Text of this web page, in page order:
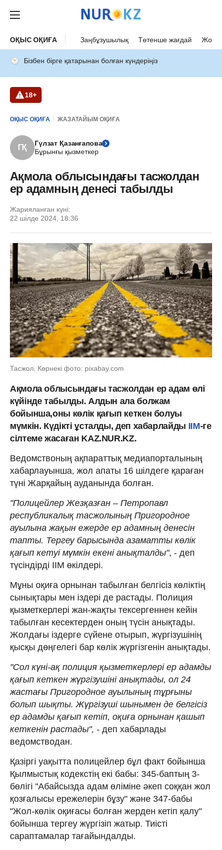
ОҚЫС ОҚИҒА Заңбұзушылық Төтенше жағдай Жол
Бізбен бірге қатарынан болған күндеріңіз
18+
ОҚЫС ОҚИҒА ЖАЗАТАЙЫМ ОҚИҒА
ГҚ
Гүлзат Қазанғапова
Бұрынғы қызметкер
Ақмола облысындағы тасжолдан
ер адамның денесі табылды
Жарияланған күні:
22 шілде 2024, 18:36
Тасжол. Көрнекі фото: pixabay.com
Ақмола облысындағы тасжолдан ер адам өлі
күйінде табылды. Алдын ала болжам
бойынша,оны көлік қағып кеткен болуы
мүмкін. Күдікті ұсталды, деп хабарлайды ІІМ-ге
сілтеме жасаған KAZ.NUR.KZ.
Ведомствоның ақпараттық медиапорталының
хабарлауынша, жол апаты 16 шілдеге қараған
түні Жарқайың ауданында болған.
"Полицейлер Жезқазған – Петропавл
республикалық тасжолының Пригородное
ауылына жақын ежерде ер адамның денесін
тапты. Тергеу барысында азаматты көлік
қағып кетуі мүмкін екені анықталды", - деп
түсіндірді ІІМ өкілдері.
Мұны оқиға орнынан табылған белгісіз көліктің
сынықтары мен іздері де растады. Полиция
қызметкерлері жан-жақты тексергеннен кейін
табылған кесектерден оның түсін анықтады.
Жолдағы іздерге сүйене отырып, жүргізушінің
қысқы дөңгелегі бар көлік жүргізгенін анықтады.
"Сол күні-ақ полиция қызметкерлері ер адамды
қағып кеткен жүргізушіні анықтады, ол 24
жастағы Пригородное ауылының тұрғыны
болып шықты. Жүргізуші шынымен де белгісіз
ер адамды қағып кетіп, оқиға орнынан қашып
кеткенін растады", - деп хабарлады
ведомстводан.
Қазіргі уақытта полицейлер бұл факт бойынша
Қылмыстық кодекстің екі бабы: 345-баптың 3-
бөлігі "Абайсызда адам өліміне әкеп соққан жол
қозғалысы ережелерін бұзу" және 347-бабы
"Жол-көлік оқиғасы болған жерден кетіп қалу"
бойынша тергеу жүргізіп жатыр. Тиісті
сараптамалар тағайындалды.